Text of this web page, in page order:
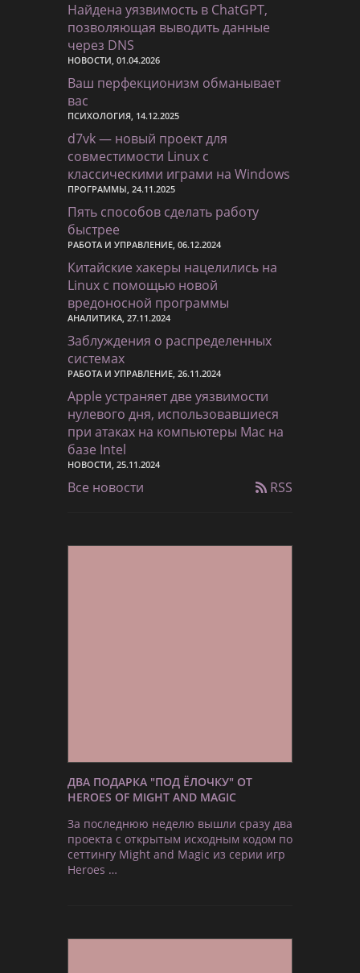
Найдена уязвимость в ChatGPT,
позволяющая выводить данные
через DNS
НОВОСТИ, 01.04.2026
Ваш перфекционизм обманывает
вас
ПСИХОЛОГИЯ, 14.12.2025
d7vk — новый проект для
совместимости Linux с
классическими играми на Windows
ПРОГРАММЫ, 24.11.2025
Пять способов сделать работу
быстрее
РАБОТА И УПРАВЛЕНИЕ, 06.12.2024
Китайские хакеры нацелились на
Linux с помощью новой
вредоносной программы
АНАЛИТИКА, 27.11.2024
Заблуждения о распределенных
системах
РАБОТА И УПРАВЛЕНИЕ, 26.11.2024
Apple устраняет две уязвимости
нулевого дня, использовавшиеся
при атаках на компьютеры Mac на
базе Intel
НОВОСТИ, 25.11.2024
Все новости RSS
ДВА ПОДАРКА "ПОД ЁЛОЧКУ" ОТ
HEROES OF MIGHT AND MAGIC
За последнюю неделю вышли сразу два
проекта с открытым исходным кодом по
сеттингу Might and Magic из серии игр
Heroes …